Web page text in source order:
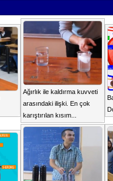
Ağırlık ile kaldırma kuvveti
arasındaki ilişki. En çok
karıştırılan kısım...